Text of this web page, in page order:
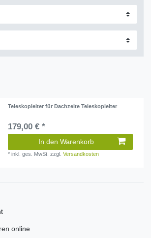
Teleskopleiter für Dachzelte Teleskopleiter
179,00 € *
In den Warenkorb
*inkl. ges. MwSt. zzgl.Versandkosten
online